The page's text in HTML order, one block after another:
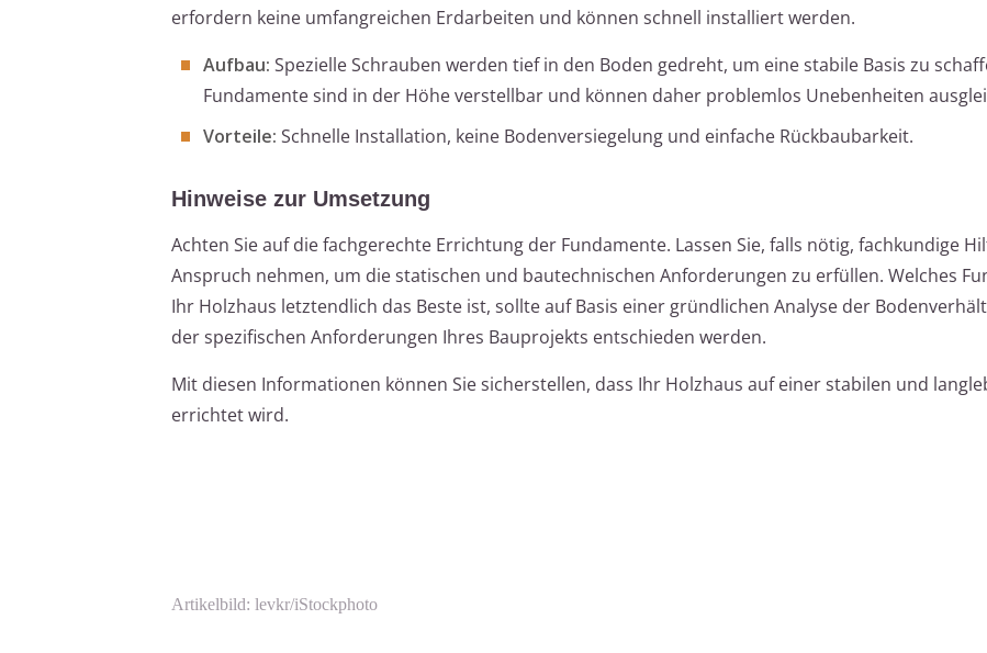
erfordern keine umfangreichen Erdarbeiten und können schnell installiert werden.
Aufbau: Spezielle Schrauben werden tief in den Boden gedreht, um eine stabile Basis zu
Fundamente sind in der Höhe verstellbar und können daher problemlos Unebenheiten
Vorteile: Schnelle Installation, keine Bodenversiegelung und einfache Rückbaubarkeit.
Hinweise zur Umsetzung
Achten Sie auf die fachgerechte Errichtung der Fundamente. Lassen Sie, falls nötig, fachkundige
Anspruch nehmen, um die statischen und bautechnischen Anforderungen zu erfüllen. Welches
Ihr Holzhaus letztendlich das Beste ist, sollte auf Basis einer gründlichen Analyse der
der spezifischen Anforderungen Ihres Bauprojekts entschieden werden.
Mit diesen Informationen können Sie sicherstellen, dass Ihr Holzhaus auf einer stabilen und
errichtet wird.
Artikelbild: levkr/iStockphoto